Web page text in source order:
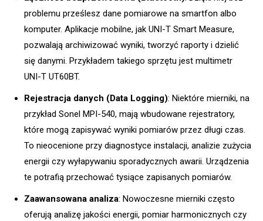
problemu prześlesz dane pomiarowe na smartfon albo
komputer. Aplikacje mobilne, jak UNI-T Smart Measure,
pozwalają archiwizować wyniki, tworzyć raporty i dzielić
się danymi. Przykładem takiego sprzętu jest multimetr
UNI-T UT60BT.
Rejestracja danych (Data Logging): Niektóre mierniki, na
przykład Sonel MPI-540, mają wbudowane rejestratory,
które mogą zapisywać wyniki pomiarów przez długi czas.
To nieocenione przy diagnostyce instalacji, analizie zużycia
energii czy wyłapywaniu sporadycznych awarii. Urządzenia
te potrafią przechować tysiące zapisanych pomiarów.
Zaawansowana analiza: Nowoczesne mierniki często
oferują analizę jakości energii, pomiar harmonicznych czy